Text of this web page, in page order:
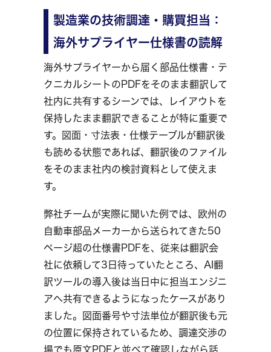
製造業の技術調達・購買担当：
海外サプライヤー仕様書の読解
海外サプライヤーから届く部品仕様書・テ
クニカルシートのPDFをそのまま翻訳して
社内に共有するシーンでは、レイアウトを
保持したまま翻訳できることが特に重要で
す。図面・寸法表・仕様テーブルが翻訳後
も読める状態であれば、翻訳後のファイル
をそのまま社内の検討資料として使えま
す。
弊社チームが実際に聞いた例では、欧州の
自動車部品メーカーから送られてきた50
ページ超の仕様書PDFを、従来は翻訳会
社に依頼して3日待っていたところ、AI翻
訳ツールの導入後は当日中に担当エンジニ
アへ共有できるようになったケースがあり
ました。図面番号や寸法単位が翻訳後も元
の位置に保持されているため、調達交渉の
場でも原文PDFと並べて確認しながら話